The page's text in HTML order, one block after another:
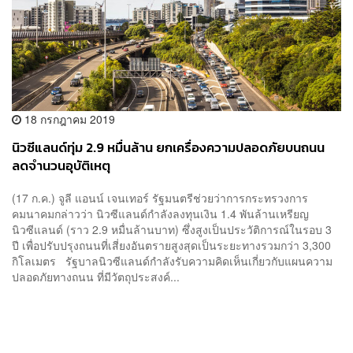
18 กรกฎาคม 2019
นิวซีแลนด์ทุ่ม 2.9 หมื่นล้าน ยกเครื่องความปลอดภัยบนถนน
ลดจำนวนอุบัติเหตุ
(17 ก.ค.) จูลี แอนน์ เจนเทอร์ รัฐมนตรีช่วยว่าการกระทรวงการ
คมนาคมกล่าวว่า นิวซีแลนด์กำลังลงทุนเงิน 1.4 พันล้านเหรียญ
นิวซีแลนด์ (ราว 2.9 หมื่นล้านบาท) ซึ่งสูงเป็นประวัติการณ์ในรอบ 3
ปี เพื่อปรับปรุงถนนที่เสี่ยงอันตรายสูงสุดเป็นระยะทางรวมกว่า 3,300
กิโลเมตร รัฐบาลนิวซีแลนด์กำลังรับความคิดเห็นเกี่ยวกับแผนความ
ปลอดภัยทางถนน ที่มีวัตถุประสงค์...